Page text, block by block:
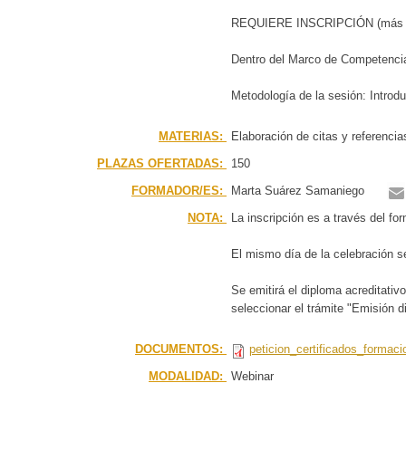
REQUIERE INSCRIPCIÓN
Dentro del Marco de
Metodología de la sesión:
MATERIAS:
Elaboración de citas y
PLAZAS OFERTADAS:
150
FORMADOR/ES:
Marta Suárez Samaniego
NOTA:
La inscripción es a través del
El mismo día de la celebración
Se emitirá el diploma
seleccionar el trámite "Emisión
DOCUMENTOS:
MODALIDAD:
Webinar